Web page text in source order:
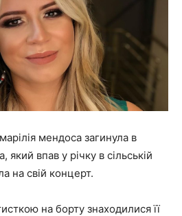
мендоса загинула в
який впав у річку в сільській
на свій концерт.
на борту знаходилися її